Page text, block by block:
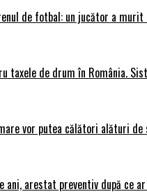
de fotbal: un jucător a
taxele de drum în România.
vor putea călători alături de
ani, arestat preventiv după ce